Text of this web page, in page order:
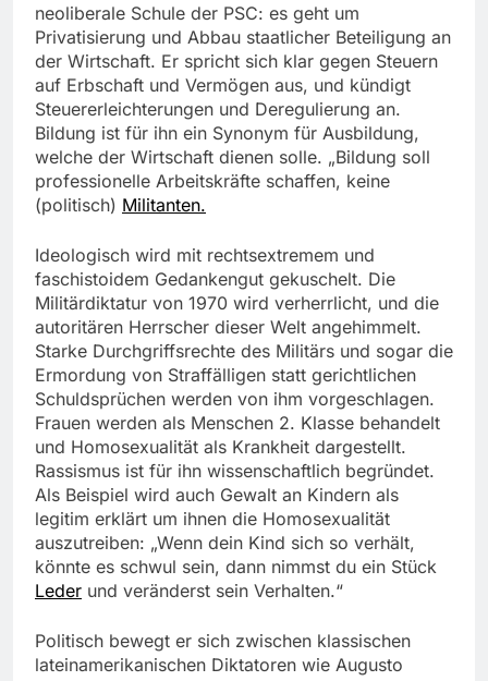
neoliberale Schule der PSC: es geht um
Privatisierung und Abbau staatlicher Beteiligung an
der Wirtschaft. Er spricht sich klar gegen Steuern
auf Erbschaft und Vermögen aus, und kündigt
Steuererleichterungen und Deregulierung an.
Bildung ist für ihn ein Synonym für Ausbildung,
welche der Wirtschaft dienen solle. „Bildung soll
professionelle Arbeitskräfte schaffen, keine
(politisch) Militanten.
Ideologisch wird mit rechtsextremem und
faschistoidem Gedankengut gekuschelt. Die
Militärdiktatur von 1970 wird verherrlicht, und die
autoritären Herrscher dieser Welt angehimmelt.
Starke Durchgriffsrechte des Militärs und sogar die
Ermordung von Straffälligen statt gerichtlichen
Schuldsprüchen werden von ihm vorgeschlagen.
Frauen werden als Menschen 2. Klasse behandelt
und Homosexualität als Krankheit dargestellt.
Rassismus ist für ihn wissenschaftlich begründet.
Als Beispiel wird auch Gewalt an Kindern als
legitim erklärt um ihnen die Homosexualität
auszutreiben: „Wenn dein Kind sich so verhält,
könnte es schwul sein, dann nimmst du ein Stück
Leder und veränderst sein Verhalten.“
Politisch bewegt er sich zwischen klassischen
lateinamerikanischen Diktatoren wie Augusto